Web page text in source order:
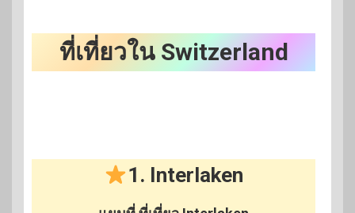
ที่เที่ยวใน Switzerland
1. Interlaken